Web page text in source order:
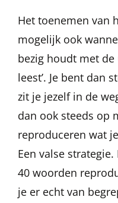
Het toenemen van
mogelijk ook
bezig houdt met de
leest’. Je bent dan
zit je jezelf in de
dan ook steeds op
reproduceren wat
Een valse
40 woorden
je er echt van